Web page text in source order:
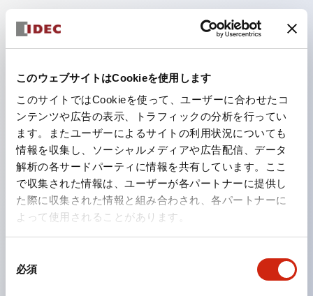
このウェブサイトはCookieを使用します
このサイトではCookieを使って、ユーザーに合わせたコ
ンテンツや広告の表示、トラフィックの分析を行ってい
ます。またユーザーによるサイトの利用状況についても
情報を収集し、ソーシャルメディアや広告配信、データ
解析の各サードパーティに情報を共有しています。ここ
で収集された情報は、ユーザーが各パートナーに提供し
た際に収集された情報と組み合わされ、各パートナーに
よって使用されることがあります。
必須
主な特長
照光ユニットの低電圧タイプ（6～24Vタイプ）は
2026年1月より新カタログモデルの製品に順次切り替え
予定
パネルへの取付強度が要求される用途や北米向け機械な
どに適した亜鉛ダイカストタイプ
フィンガープロテクション構造、ねじアップ端子構造、
保護構造IP20に対応したHW-U形コンタクトブロック
を搭載。
高電圧タイプのLED球が搭載可能になり、ダイレクト
タイプの定格使用電圧が最大240Vまで対応可能になり
ました。
ひとつで6色の役をこなすLED球（LSRD球）。これま